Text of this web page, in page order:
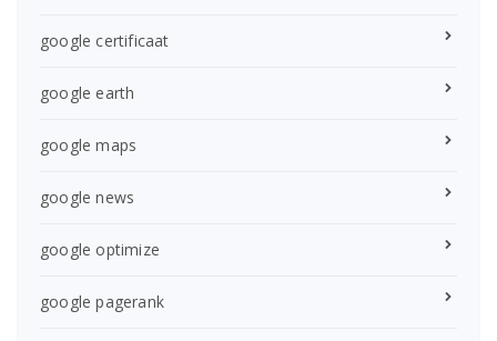
google certificaat
google earth
google maps
google news
google optimize
google pagerank